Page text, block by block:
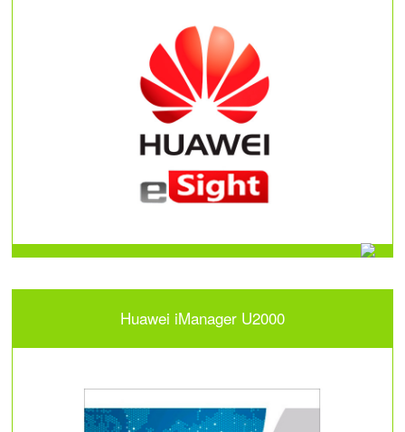
Huawei iManager U2000